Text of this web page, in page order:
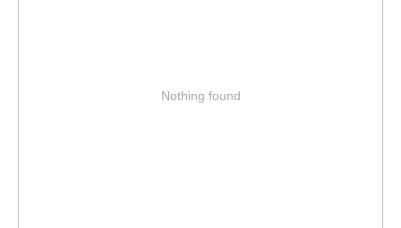
Nothing found